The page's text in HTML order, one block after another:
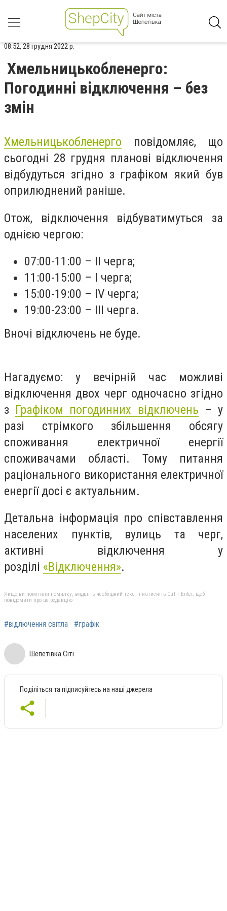
08:52, 28 грудня 2022 р.
Хмельницькобленерго:
Погодинні відключення – без
змін
Хмельницькобленерго повідомляє, що
сьогодні 28 грудня планові відключення
відбудуться згідно з графіком який був
оприлюднений раніше.
Отож, відключення відбуватимуться за
однією чергою:
07:00-11:00 – ІІ черга;
11:00-15:00 – І черга;
15:00-19:00 – ІV черга;
19:00-23:00 – IIІ черга.
Вночі відключень не буде.
Нагадуємо: у вечірній час можливі
відключення двох черг одночасно згідно
з Графіком погодинних відключень – у
разі стрімкого збільшення обсягу
споживання електричної енергії
споживачами області. Тому питання
раціонального використання електричної
енергії досі є актуальним.
Детальна інформація про співставлення
населених пунктів, вулиць та черг,
активні відключення у
розділі «Відключення».
Якщо ви помітили помилку, виділіть необхідний текст і натисніть Ctrl + Enter, щоб
повідомити про це редакцію
#відлючення світла #графік
Шепетівка Сіті
Поділіться та підписуйтесь на наші джерела